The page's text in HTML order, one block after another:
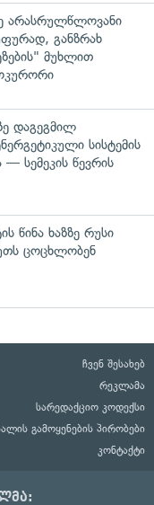
არასრულწლოვანი
განზრახ
მუხლით
დაგეგმილ
სისტემის
სემეკის წევრის
წინა ხაზზე რუსი
ცოცხლობენ
ჩვენ შესახებ
რეკლამა
სარედაქციო კოდექსი
გამოყენების პირობები
კონტაქტი